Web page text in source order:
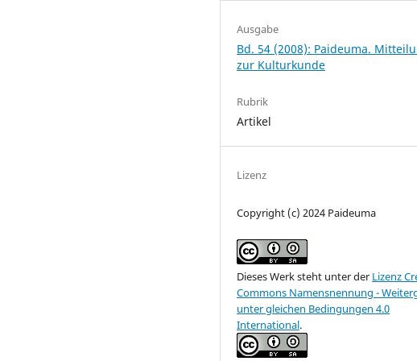
Ausgabe
Bd. 54 (2008): Paideuma.
zur Kulturkunde
Rubrik
Artikel
Lizenz
Copyright (c) 2024 Paideuma
Dieses Werk steht unter der Lizenz
Commons Namensnennung -
unter gleichen Bedingungen 4.0
International.